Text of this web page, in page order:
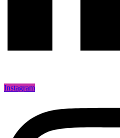
Instagram